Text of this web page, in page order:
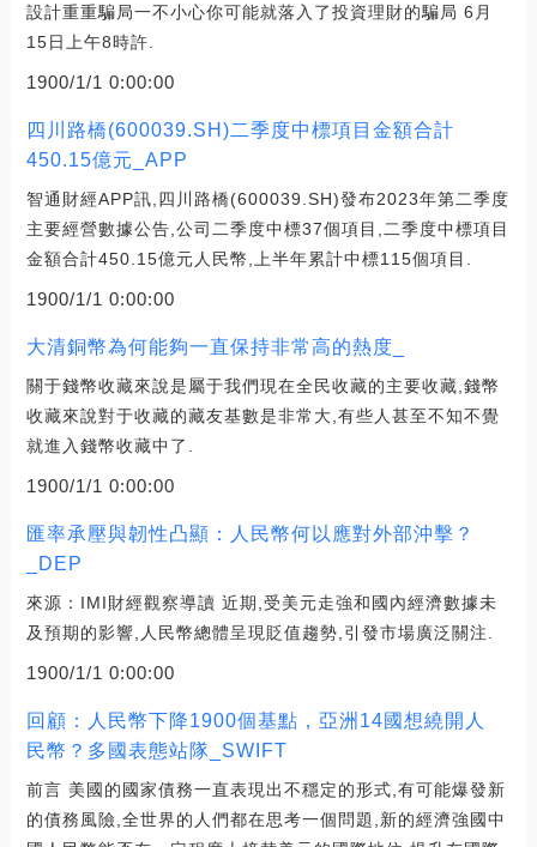
設計重重騙局一不小心你可能就落入了投資理財的騙局 6月
15日上午8時許.
1900/1/1 0:00:00
四川路橋(600039.SH)二季度中標項目金額合計
450.15億元_APP
智通財經APP訊,四川路橋(600039.SH)發布2023年第二季度
主要經營數據公告,公司二季度中標37個項目,二季度中標項目
金額合計450.15億元人民幣,上半年累計中標115個項目.
1900/1/1 0:00:00
大清銅幣為何能夠一直保持非常高的熱度_
關于錢幣收藏來說是屬于我們現在全民收藏的主要收藏,錢幣
收藏來說對于收藏的藏友基數是非常大,有些人甚至不知不覺
就進入錢幣收藏中了.
1900/1/1 0:00:00
匯率承壓與韌性凸顯：人民幣何以應對外部沖擊？
_DEP
來源：IMI財經觀察導讀 近期,受美元走強和國內經濟數據未
及預期的影響,人民幣總體呈現貶值趨勢,引發市場廣泛關注.
1900/1/1 0:00:00
回顧：人民幣下降1900個基點，亞洲14國想繞開人
民幣？多國表態站隊_SWIFT
前言 美國的國家債務一直表現出不穩定的形式,有可能爆發新
的債務風險,全世界的人們都在思考一個問題,新的經濟強國中